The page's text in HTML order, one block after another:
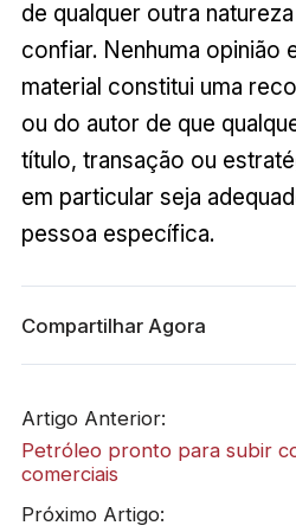
de qualquer outra
confiar. Nenhuma opinião
material constitui uma
ou do autor de que
título, transação ou
em particular seja
pessoa específica.
Compartilhar Agora
Artigo Anterior:
Petróleo pronto para subir
comerciais
Próximo Artigo: